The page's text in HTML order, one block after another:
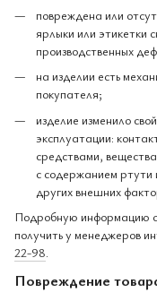
повреждена или
ярлыки или этикетки
производственных
на изделии есть
покупателя;
изделие изменило
эксплуатации:
средствами,
с содержанием ртути
других внешних
Подробную информацию
получить у менеджеров
22-98.
Повреждение